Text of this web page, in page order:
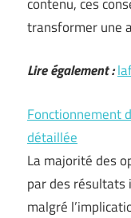
transformer une
Lire également :
Fonctionnement
détaillée
La majorité des
par des
malgré